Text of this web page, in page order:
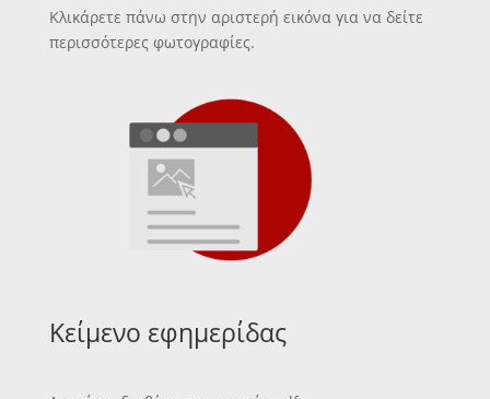
Κλικάρετε πάνω στην αριστερή εικόνα για να δείτε
περισσότερες φωτογραφίες.
Κείμενο εφημερίδας